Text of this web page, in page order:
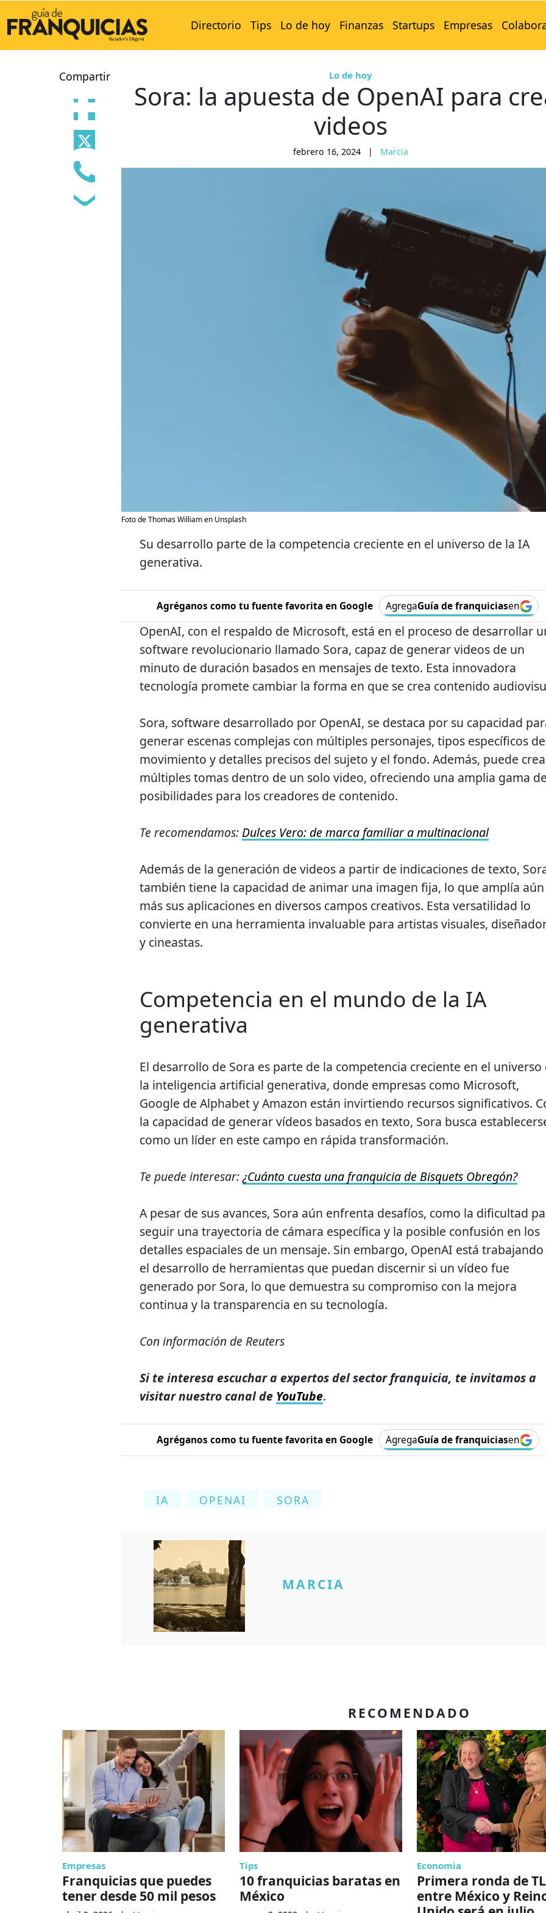
Directorio Tips Lo de hoy Finanzas Startups Empresas
Compartir Lo de hoy
Sora: la apuesta de OpenAI para
videos
febrero 16, 2024 | Marcia
Foto de Thomas William en Unsplash
Su desarrollo parte de la competencia creciente en el universo de la IA
generativa.
Agréganos como tu fuente favorita en Google AgregaGuía de franquiciasen
OpenAI, con el respaldo de Microsoft, está en el proceso de desarrollar
software revolucionario llamado Sora, capaz de generar videos de un
minuto de duración basados en mensajes de texto. Esta innovadora
tecnología promete cambiar la forma en que se crea contenido
Sora, software desarrollado por OpenAI, se destaca por su capacidad
generar escenas complejas con múltiples personajes, tipos específicos de
movimiento y detalles precisos del sujeto y el fondo. Además, puede
múltiples tomas dentro de un solo video, ofreciendo una amplia gama de
posibilidades para los creadores de contenido.
Te recomendamos:Dulces Vero: de marca familiar a multinacional
Además de la generación de videos a partir de indicaciones de texto,
también tiene la capacidad de animar una imagen fija, lo que amplía aún
más sus aplicaciones en diversos campos creativos. Esta versatilidad lo
convierte en una herramienta invaluable para artistas visuales,
y cineastas.
Competencia en el mundo de la IA
generativa
El desarrollo de Sora es parte de la competencia creciente en el universo
la inteligencia artificial generativa, donde empresas como Microsoft,
Google de Alphabet y Amazon están invirtiendo recursos significativos.
la capacidad de generar vídeos basados en texto, Sora busca
como un líder en este campo en rápida transformación.
Te puede interesar:¿Cuánto cuesta una franquicia de Bisquets Obregón?
A pesar de sus avances, Sora aún enfrenta desafíos, como la dificultad
seguir una trayectoria de cámara específica y la posible confusión en los
detalles espaciales de un mensaje. Sin embargo, OpenAI está trabajando
el desarrollo de herramientas que puedan discernir si un vídeo fue
generado por Sora, lo que demuestra su compromiso con la mejora
continua y la transparencia en su tecnología.
Con información de Reuters
Si te interesa escuchar a expertos del sector franquicia, te invitamos a
visitar nuestro canal de YouTube.
Agréganos como tu fuente favorita en Google AgregaGuía de franquiciasen
IA OPENAI SORA
MARCIA
RECOMENDADO
Empresas
Franquicias que puedes
tener desde 50 mil pesos
Tips
10 franquicias baratas en
México
Economia
Primera ronda de
entre México y